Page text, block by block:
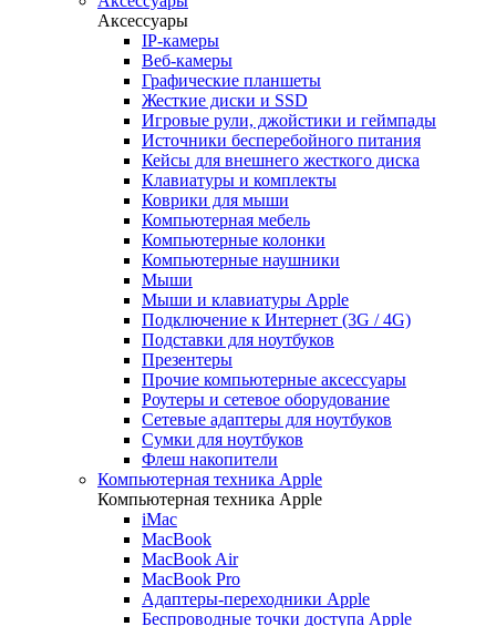
Аксессуары
IP-камеры
Веб-камеры
Графические планшеты
Жесткие диски и SSD
Игровые рули, джойстики и геймпады
Источники бесперебойного питания
Кейсы для внешнего жесткого диска
Клавиатуры и комплекты
Коврики для мыши
Компьютерная мебель
Компьютерные колонки
Компьютерные наушники
Мыши
Мыши и клавиатуры Apple
Подключение к Интернет (3G / 4G)
Подставки для ноутбуков
Презентеры
Прочие компьютерные аксессуары
Роутеры и сетевое оборудование
Сетевые адаптеры для ноутбуков
Сумки для ноутбуков
Флеш накопители
Компьютерная техника Apple
Компьютерная техника Apple
iMac
MacBook
MacBook Air
MacBook Pro
Адаптеры-переходники Apple
Беспроводные точки доступа Apple